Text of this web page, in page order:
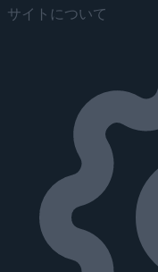
サイトについて